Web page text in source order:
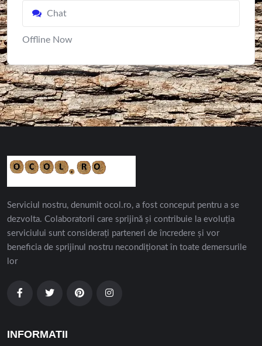
Chat
Offline Now
Serviciul nostru, denumit ocol.ro, a fost conceput pentru a se
dezvolta. Colaboratorii care sprijină și contribuie la evoluția
serviciului sunt considerați parteneri de încredere și vor
beneficia de sprijinul nostru necondiționat în toate demersurile
lor
INFORMATII